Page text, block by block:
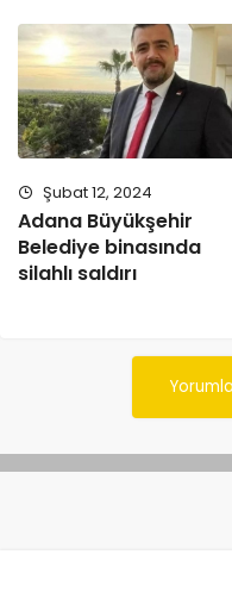
Şubat 12, 2024
Adana Büyükşehir
Belediye binasında
silahlı saldırı